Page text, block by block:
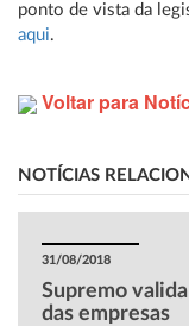
ponto de vista da
aqui.
Voltar para
NOTÍCIAS
31/08/2018
Supremo
das empresas